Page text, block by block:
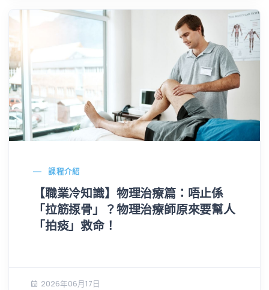
課程介紹
【職業冷知識】物理治療篇：唔止係
「拉筋揼骨」？物理治療師原來要幫人
「拍痰」救命！
2026年06月17日